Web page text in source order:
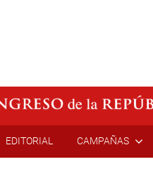
EDITORIAL CAMPAÑAS